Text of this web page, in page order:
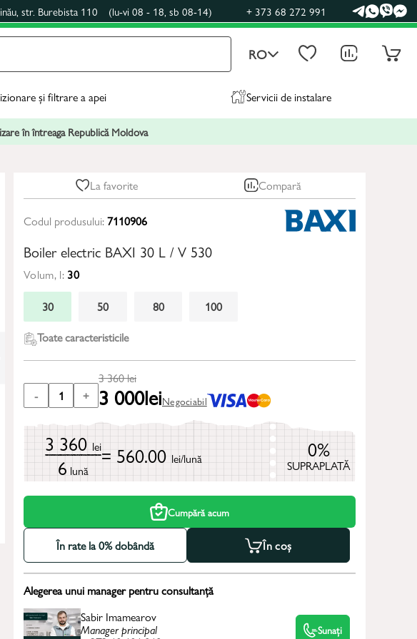
str. Burebista 110 (lu-vi 08 - 18, sb 08-14) + 373 68 272 991
RO
și filtrare a apei Servicii de instalare
în întreaga Republică Moldova
La favorite Compară
Codul produsului:7110906
Boiler electric BAXI 30 L / V 530
Volum, l:30
30
50 80
100
Toate caracteristicile
- 1 +
3 360lei
3 000leiNegociabil
3 360 lei
6 lună
= 560.00 lei/lună 0%
SUPRAPLATĂ
Cumpără acum
În rate la 0% dobândă În coș
Alegerea unui manager pentru consultanță
Sabir Imamearov
Manager principal Sunați